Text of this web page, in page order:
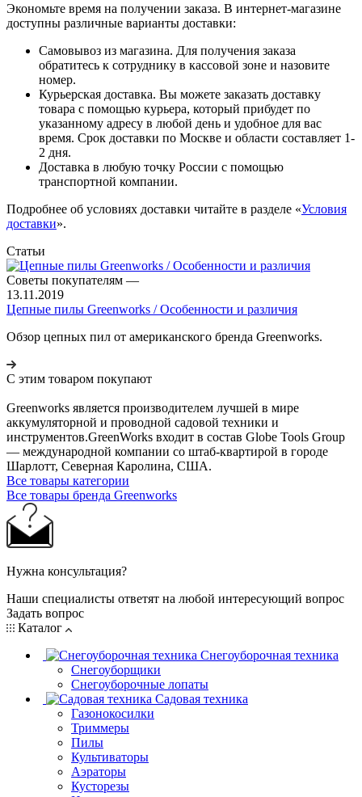
Экономьте время на получении заказа. В интернет-магазине
доступны различные варианты доставки:
Самовывоз из магазина. Для получения заказа
обратитесь к сотруднику в кассовой зоне и назовите
номер.
Курьерская доставка. Вы можете заказать доставку
товара с помощью курьера, который прибудет по
указанному адресу в любой день и удобное для вас
время. Срок доставки по Москве и области составляет 1-
2 дня.
Доставка в любую точку России с помощью
транспортной компании.
Подробнее об условиях доставки читайте в разделе «Условия
доставки».
Статьи
Советы покупателям —
13.11.2019
Цепные пилы Greenworks / Особенности и различия
Обзор цепных пил от американского бренда Greenworks.
С этим товаром покупают
Greenworks является производителем лучшей в мире
аккумуляторной и проводной садовой техники и
инструментов.GreenWorks входит в состав Globe Tools Group
— международной компании со штаб-квартирой в городе
Шарлотт, Северная Каролина, США.
Все товары категории
Все товары бренда Greenworks
Нужна консультация?
Наши специалисты ответят на любой интересующий вопрос
Задать вопрос
Каталог
Снегоуборочная техника
Снегоуборщики
Снегоуборочные лопаты
Садовая техника
Газонокосилки
Триммеры
Пилы
Культиваторы
Аэраторы
Кусторезы